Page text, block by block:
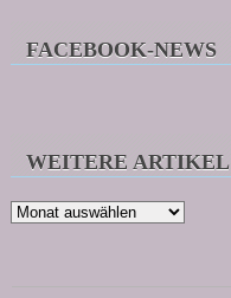
FACEBOOK-NEWS
WEITERE ARTIKEL
Weitere